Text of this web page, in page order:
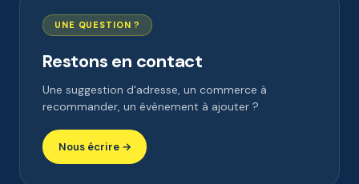
UNE QUESTION ?
Restons en contact
Une suggestion d'adresse, un commerce à
recommander, un évènement à ajouter ?
Nous écrire →